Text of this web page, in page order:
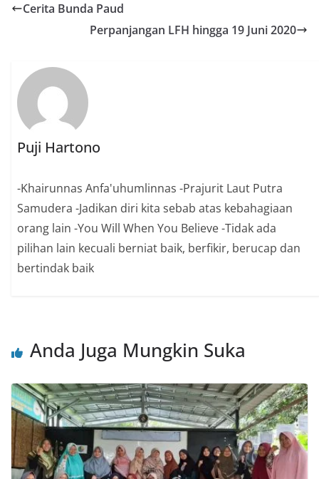
Cerita Bunda Paud
Perpanjangan LFH hingga 19 Juni 2020
Puji Hartono
-Khairunnas Anfa'uhumlinnas -Prajurit Laut Putra
Samudera -Jadikan diri kita sebab atas kebahagiaan
orang lain -You Will When You Believe -Tidak ada
pilihan lain kecuali berniat baik, berfikir, berucap dan
bertindak baik
Anda Juga Mungkin Suka